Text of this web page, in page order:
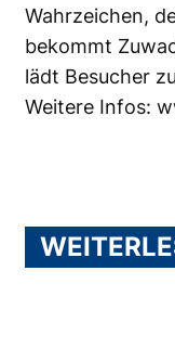
Wahrzeichen,
bekommt
lädt Besucher
Weitere Infos: